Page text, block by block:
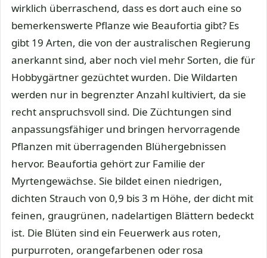
wirklich überraschend, dass es dort auch eine so
bemerkenswerte Pflanze wie Beaufortia gibt? Es
gibt 19 Arten, die von der australischen Regierung
anerkannt sind, aber noch viel mehr Sorten, die für
Hobbygärtner gezüchtet wurden. Die Wildarten
werden nur in begrenzter Anzahl kultiviert, da sie
recht anspruchsvoll sind. Die Züchtungen sind
anpassungsfähiger und bringen hervorragende
Pflanzen mit überragenden Blühergebnissen
hervor. Beaufortia gehört zur Familie der
Myrtengewächse. Sie bildet einen niedrigen,
dichten Strauch von 0,9 bis 3 m Höhe, der dicht mit
feinen, graugrünen, nadelartigen Blättern bedeckt
ist. Die Blüten sind ein Feuerwerk aus roten,
purpurroten, orangefarbenen oder rosa